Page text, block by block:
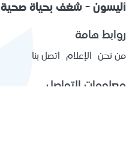
أليسون - شغف بحياة صحية
روابط هامة
من نحن الإعلام اتصل بنا
معلومات التواصل